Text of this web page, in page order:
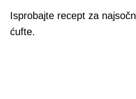
Isprobajte recept za
ćufte.